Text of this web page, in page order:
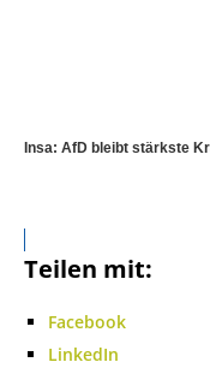
Insa: AfD bleibt stärkste
Teilen mit:
Facebook
LinkedIn